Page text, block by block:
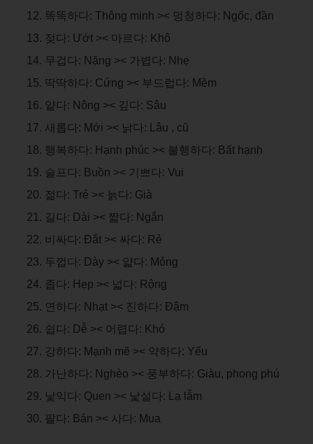
똑똑하다: Thông minh >< 멍청하다: Ngốc, đần
젖다: Ướt >< 마르다: Khô
무겁다: Nặng >< 가볍다: Nhẹ
딱딱하다: Cứng >< 부드럽다: Mềm
얕다: Nông >< 깊다: Sâu
새롭다: Mới >< 낡다: Lâu , cũ
행복하다: Hạnh phúc >< 불행하다: Bất hạnh
슬프다: Buồn >< 기쁘다: Vui
젊다: Trẻ >< 늙다: Già
길다: Dài >< 짧다: Ngắn
비싸다: Đắt >< 싸다: Rẻ
두껍다: Dày >< 얇다: Mỏng
좁다: Hẹp >< 넓다: Rộng
연하다: Nhạt >< 진하다: Đậm
쉽다: Dễ >< 어렵다: Khó
강하다: Mạnh mẽ >< 약하다: Yếu
가난하다: Nghèo >< 풍부하다: Giàu, phong phú
낯익다: Quen >< 낯설다: Lạ lẫm
팔다: Bán >< 사다: Mua